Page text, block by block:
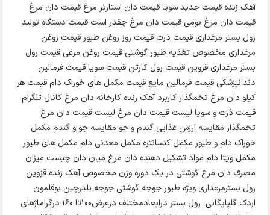
آهک زنده قیمت جدید سویا قیمت دان استارتر مرغ قیمت دان مرغ
قیمت دان مرغ بومی قیمت دان مرغ چقدر است قیمت دستگاه تولید
رول بستر مرغداری قیمت ذرت قیمت روز روغن طیور قیمت روغن
مرغداری مخصوص تغذیه طیور گوشتی قیمت روغن مرغی قیمت رول
بستر مرغداری قزوین قیمت رول کارتن قیمت سویا قیمت فرمالین
دندانپزشکی قیمت فرمالین مایع قیمت مکمل های خوراک دام قیمت هر
کیلو دان مرغ تخمگذار کاربرد آهک زنده کارخانه دان مرغ کانال تلگرام
قیمت ذرت و سویا لیست قیمت دان مرغ لیست قیمت دان مرغ
تخمگذار مقایسه ارزش غذایی گندم و جو مقایسه جو و گندم مکمل
خوراک دام و طیور مکمل کنسانتره مکمل معدنی دام مکمل های طیور
مکمل ویتا دام مواد تشکیل دهنده دان مرغ میان دان چیست میزان
مصرف دان مرغ گوشتی در یک دوره وزن مخصوص آهک زنده قزوین
رول بسترمرغداری ویژه طیور جوجه گوشتی جوجه بلدرچین بوقلمون
اردک گلپایگانی رول بستر درابعادمختلف درعرض۱۰۰تا ۱۶۰ درگراماژهای